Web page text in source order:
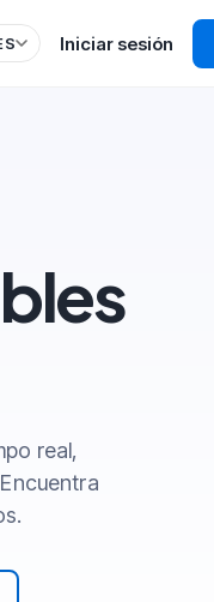
Iniciar sesión
real,